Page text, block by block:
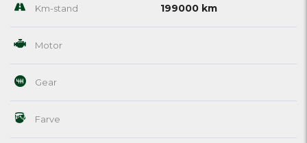
Km-stand 199000 km
Motor
Gear
Farve